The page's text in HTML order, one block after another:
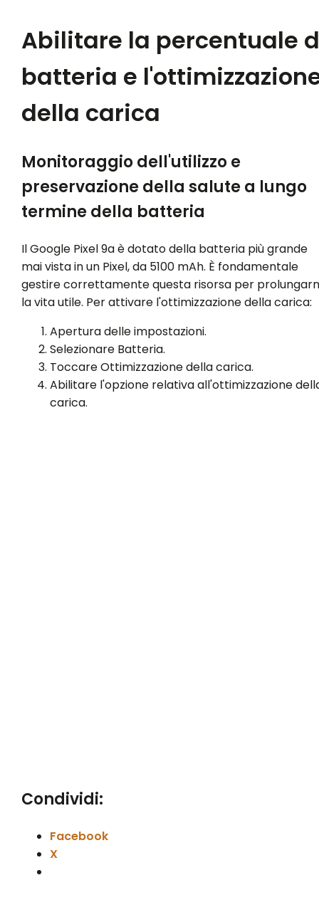
Abilitare la percentuale
batteria e
della carica
Monitoraggio dell'utilizzo e
preservazione della salute a lungo
termine della batteria
Il Google Pixel 9a è dotato della batteria più grande
mai vista in un Pixel, da 5100 mAh. È fondamentale
gestire correttamente questa risorsa per
la vita utile. Per attivare l'ottimizzazione della carica:
Apertura delle impostazioni.
Selezionare Batteria.
Toccare Ottimizzazione della carica.
Abilitare l'opzione relativa all'ottimizzazione
carica.
Condividi:
Facebook
X